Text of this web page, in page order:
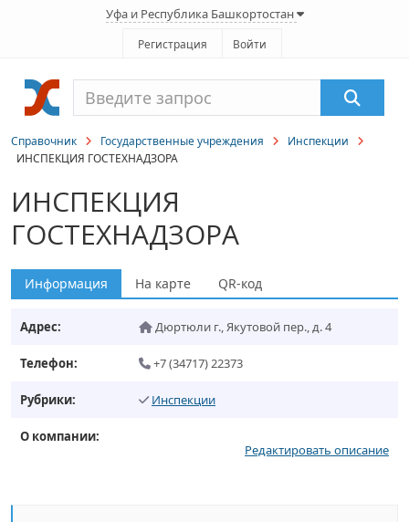
Уфа и Республика Башкортостан
Регистрация Войти
Справочник Государственные учреждения
Инспекции
ИНСПЕКЦИЯ ГОСТЕХНАДЗОРА
ИНСПЕКЦИЯ
ГОСТЕХНАДЗОРА
Информация На карте QR-код
Адрес: Дюртюли г.,Якутовой пер., д. 4
Телефон: +7 (34717) 22373
Рубрики: Инспекции
О компании:
Редактировать описание